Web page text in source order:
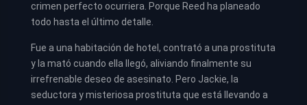
crimen perfecto ocurriera. Porque Reed ha planeado
todo hasta el último detalle.
Fue a una habitación de hotel, contrató a una prostituta
y la mató cuando ella llegó, aliviando finalmente su
irrefrenable deseo de asesinato. Pero Jackie, la
seductora y misteriosa prostituta que está llevando a